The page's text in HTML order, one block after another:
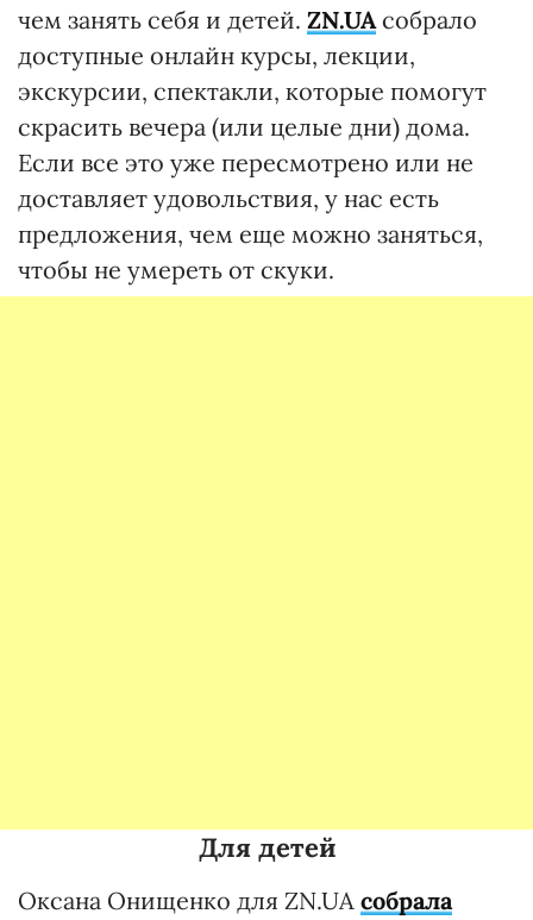
чем занять себя и детей. ZN.UAсобрало
доступные онлайн курсы, лекции,
экскурсии, спектакли, которые помогут
скрасить вечера (или целые дни) дома.
Если все это уже пересмотрено или не
доставляет удовольствия, у нас есть
предложения, чем еще можно заняться,
чтобы не умереть от скуки.
Для детей
Оксана Онищенко для ZN.UA собрала